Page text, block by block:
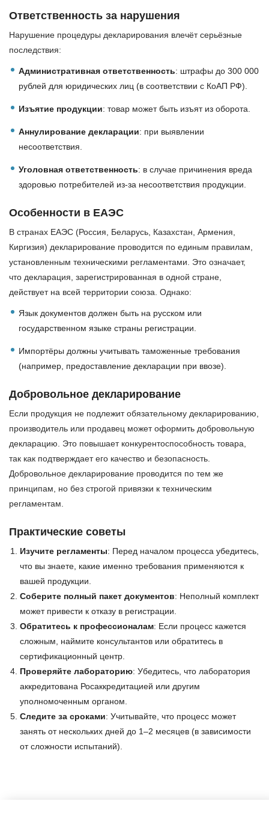
Ответственность за нарушения
Нарушение процедуры декларирования влечёт серьёзные
последствия:
Административная ответственность: штрафы до 300 000
рублей для юридических лиц (в соответствии с КоАП РФ).
Изъятие продукции: товар может быть изъят из оборота.
Аннулирование декларации: при выявлении
несоответствия.
Уголовная ответственность: в случае причинения вреда
здоровью потребителей из-за несоответствия продукции.
Особенности в ЕАЭС
В странах ЕАЭС (Россия, Беларусь, Казахстан, Армения,
Киргизия) декларирование проводится по единым правилам,
установленным техническими регламентами. Это означает,
что декларация, зарегистрированная в одной стране,
действует на всей территории союза. Однако:
Язык документов должен быть на русском или
государственном языке страны регистрации.
Импортёры должны учитывать таможенные требования
(например, предоставление декларации при ввозе).
Добровольное декларирование
Если продукция не подлежит обязательному декларированию,
производитель или продавец может оформить добровольную
декларацию. Это повышает конкурентоспособность товара,
так как подтверждает его качество и безопасность.
Добровольное декларирование проводится по тем же
принципам, но без строгой привязки к техническим
регламентам.
Практические советы
Изучите регламенты: Перед началом процесса убедитесь,
что вы знаете, какие именно требования применяются к
вашей продукции.
Соберите полный пакет документов: Неполный комплект
может привести к отказу в регистрации.
Обратитесь к профессионалам: Если процесс кажется
сложным, наймите консультантов или обратитесь в
сертификационный центр.
Проверяйте лабораторию: Убедитесь, что лаборатория
аккредитована Росаккредитацией или другим
уполномоченным органом.
Следите за сроками: Учитывайте, что процесс может
занять от нескольких дней до 1–2 месяцев (в зависимости
от сложности испытаний).